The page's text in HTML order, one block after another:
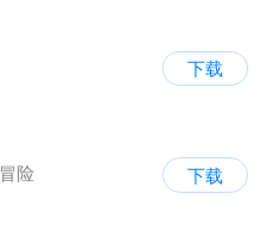
下载
冒险
下载